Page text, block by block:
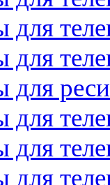
для
для
для
для
для
для